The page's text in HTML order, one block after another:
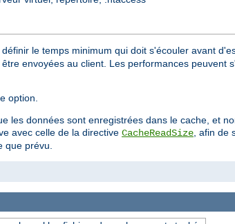
le temps minimum qui doit s'écouler avant
envoyées au client. Les performances
option.
les données sont enregistrées dans le cache, et
avec celle de la directive CacheReadSize , afin
que prévu.